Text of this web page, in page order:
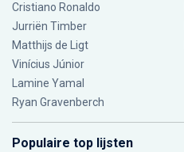
Cristiano Ronaldo
Jurriën Timber
Matthijs de Ligt
Vinícius Júnior
Lamine Yamal
Ryan Gravenberch
Populaire top lijsten